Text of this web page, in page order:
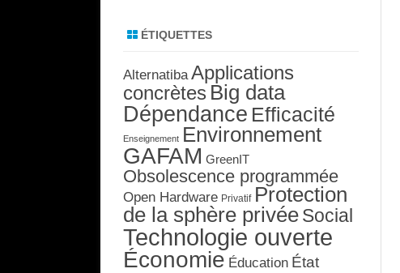
ÉTIQUETTES
Alternatiba Applications
concrètes Big data
Dépendance Efficacité
Enseignement Environnement
GAFAM GreenIT
Obsolescence programmée
Open Hardware Privatif Protection
de la sphère privéeSocial
Technologie ouverte
Économie Éducation État